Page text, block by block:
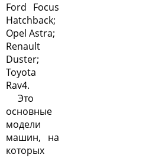
Ford Focus
Hatchback;
Opel Astra;
Renault
Duster;
Toyota
Rav4.
Это
основные
модели
машин, на
которых